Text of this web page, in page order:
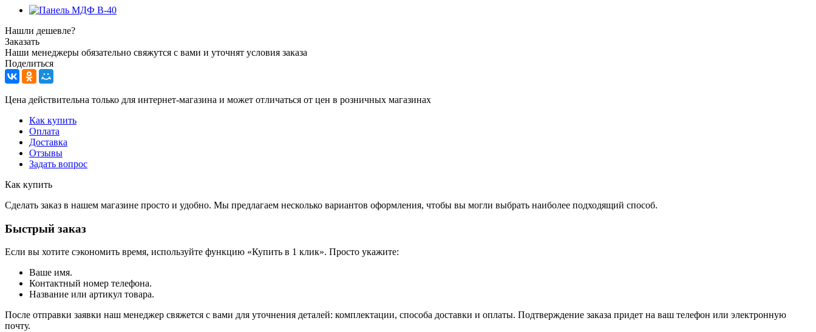
Нашли дешевле?
Заказать
Наши менеджеры обязательно свяжутся с вами и уточнят условия заказа
Поделиться
Цена действительна только для интернет-магазина и может отличаться от цен в розничных магазинах
Как купить
Оплата
Доставка
Отзывы
Задать вопрос
Как купить
Сделать заказ в нашем магазине просто и удобно. Мы предлагаем несколько вариантов оформления, чтобы вы могли выбрать наиболее подходящий способ.
Быстрый заказ
Если вы хотите сэкономить время, используйте функцию «Купить в 1 клик». Просто укажите:
Ваше имя.
Контактный номер телефона.
Название или артикул товара.
После отправки заявки наш менеджер свяжется с вами для уточнения деталей: комплектации, способа доставки и оплаты. Подтверждение заказа придет на ваш телефон или электронную
почту.